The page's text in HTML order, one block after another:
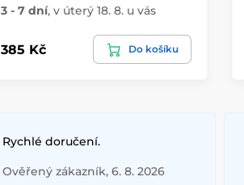
3 - 7 dní, v úterý 18. 8. u vás
385 Kč Do košíku
Rychlé doručení.
Ověřený zákazník, 6. 8. 2026